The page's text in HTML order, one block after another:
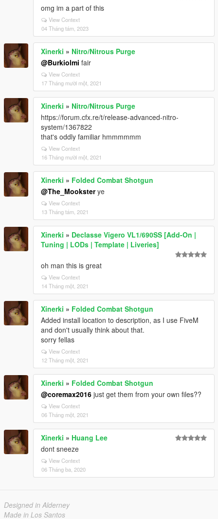
omg im a part of this
View Context
04 Tháng tám, 2023
Xinerki » Nitro/Nitrous Purge
@Burkiolmi fair
View Context
17 Tháng mười một, 2021
Xinerki » Nitro/Nitrous Purge
https://forum.cfx.re/t/release-advanced-nitro-
system/1367822
that's oddly familiar hmmmmmm
View Context
16 Tháng mười một, 2021
Xinerki » Folded Combat Shotgun
@The_Mooksterye
View Context
13 Tháng tám, 2021
Xinerki » Declasse Vigero VL1/690SS [Add-On |
Tuning | LODs | Template | Liveries]
oh man this is great
View Context
14 Tháng một, 2021
Xinerki » Folded Combat Shotgun
Added install location to description, as I use FiveM
and don't usually think about that.
sorry fellas
View Context
12 Tháng một, 2021
Xinerki » Folded Combat Shotgun
@coremax2016 just get them from your own files??
View Context
06 Tháng một, 2021
Xinerki » Huang Lee
dont sneeze
View Context
06 Tháng ba, 2020
Designed in Alderney
Made in Los Santos